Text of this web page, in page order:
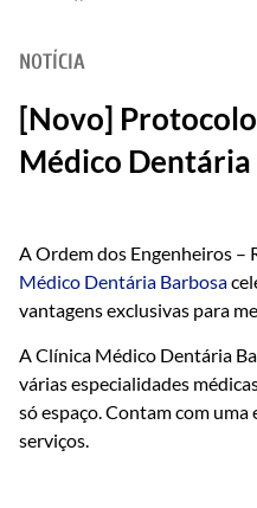
NOTÍCIA
[Novo]
Médico Dentária
A Ordem dos Engenheiros –
Médico Dentária Barbosa
vantagens exclusivas para
A Clínica Médico Dentária
várias especialidades
só espaço. Contam com
serviços.